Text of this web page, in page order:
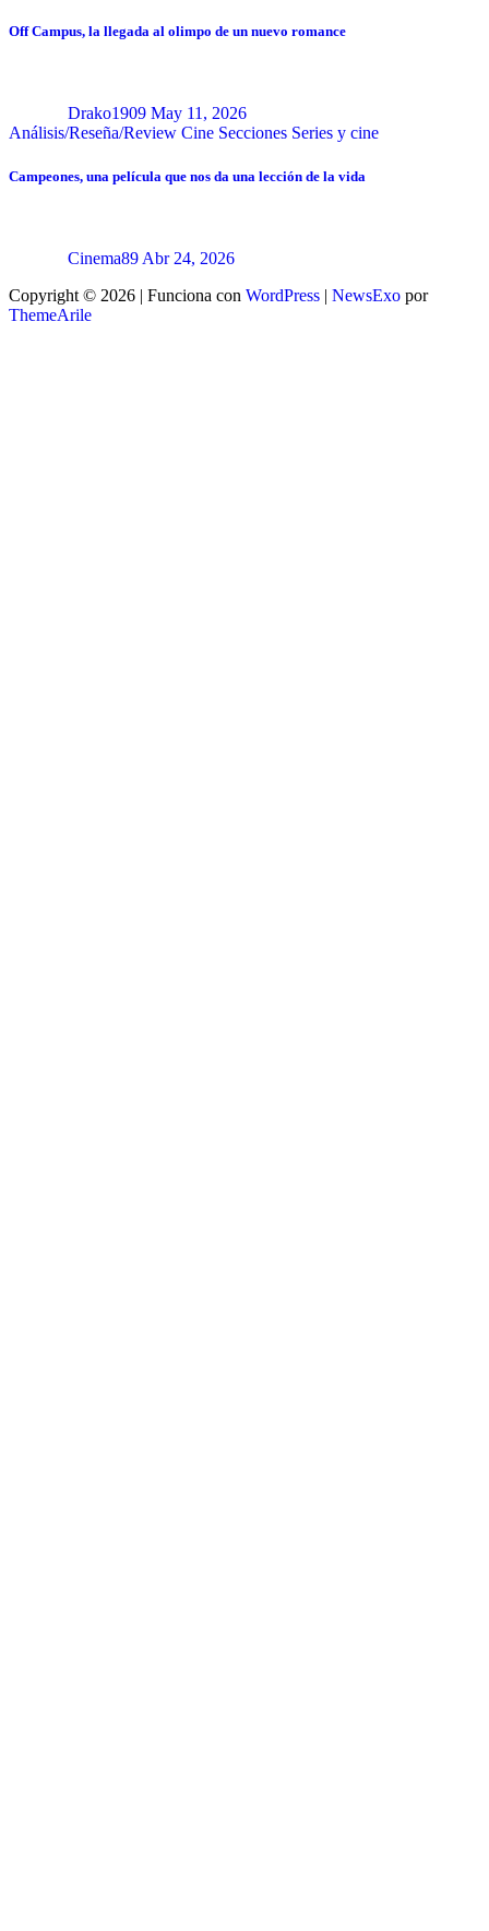
Off Campus, la llegada al olimpo de un nuevo romance
Drako1909 May 11, 2026
Análisis/Reseña/Review Cine Secciones Series y cine
Campeones, una película que nos da una lección de la vida
Cinema89 Abr 24, 2026
Copyright © 2026 | Funciona con WordPress | NewsExo por
ThemeArile